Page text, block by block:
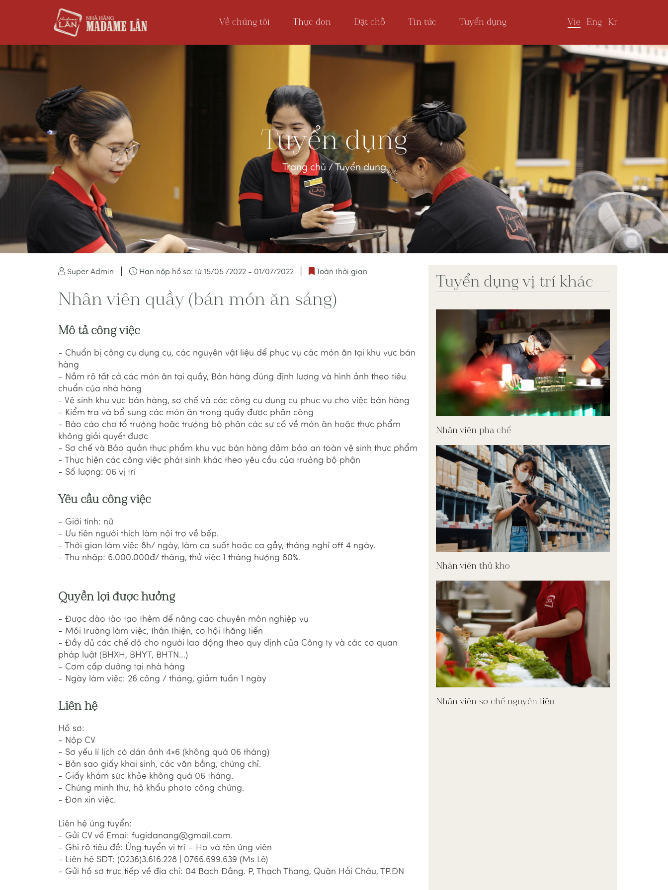
Về chúng tôi Thực đơn Đặt chỗ Tin tức Tuyển dụng Vie Eng Kr
Tuyển dụng
Trang chủ /Tuyển dụng
Super Admin Hạn nộp hồ sơ: từ 15/05 /2022 - 01/07/2022 Toàn thời gian
Nhân viên quầy (bán món ăn sáng)
Mô tả công việc
- Chuẩn bị công cụ dụng cụ, các nguyên vật liệu để phục vụ các món ăn tại khu vực bán
hàng
- Nắm rõ tất cả các món ăn tại quầy, Bán hàng đúng định lượng và hình ảnh theo tiêu
chuẩn của nhà hàng
- Vệ sinh khu vực bán hàng, sơ chế và các công cụ dụng cụ phục vụ cho việc bán hàng
- Kiểm tra và bổ sung các món ăn trong quầy được phân công
- Báo cáo cho tổ trưởng hoặc trưởng bộ phận các sự cố về món ăn hoặc thực phẩm
không giải quyết được
- Sơ chế và Bảo quản thực phẩm khu vực bán hàng đảm bảo an toàn vệ sinh thực phẩm
- Thực hiện các công việc phát sinh khác theo yêu cầu của trưởng bộ phận
- Số lượng: 06 vị trí
Yêu cầu công việc
- Giới tính: nữ
- Ưu tiên người thích làm nội trợ về bếp.
- Thời gian làm việc 8h/ ngày, làm ca suốt hoặc ca gẫy, tháng nghỉ off 4 ngày.
- Thu nhập: 6.000.000đ/ tháng, thử việc 1 tháng hưởng 80%.
Quyền lợi được hưởng
- Được đào tào tạo thêm để nâng cao chuyên môn nghiệp vụ
- Môi trường làm việc, thân thiện, cơ hội thăng tiến
- Đầy đủ các chế độ cho người lao động theo quy định của Công ty và các cơ quan
pháp luật (BHXH, BHYT, BHTN…)
- Cơm cấp dưỡng tại nhà hàng
- Ngày làm việc: 26 công / tháng, giảm tuần 1 ngày
Liên hệ
Hồ sơ:
- Nộp CV
- Sơ yếu lí lịch có dán ảnh 4×6 (không quá 06 tháng)
- Bản sao giấy khai sinh, các văn bằng, chứng chỉ.
- Giấy khám sức khỏe không quá 06 tháng.
- Chứng minh thư, hộ khẩu photo công chứng.
- Đơn xin việc.
Liên hệ ứng tuyển:
- Gửi CV về Emai: fugidanang@gmail.com.
- Ghi rõ tiêu đề: Ứng tuyển vị trí – Họ và tên ứng viên
- Liên hệ SĐT: (0236)3.616.228 | 0766.699.639 (Ms Lê)
- Gửi hồ sơ trực tiếp về địa chỉ: 04 Bạch Đằng. P, Thạch Thang, Quận Hải Châu, TP.ĐN
Tuyển dụng vị trí khác
Nhân viên pha chế
Nhân viên thủ kho
Nhân viên sơ chế nguyên liệu